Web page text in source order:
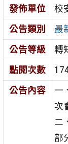
發佈單位
校
公告類別
最
公告等級
轉
點閱次數
公告內容
一
次
二
部